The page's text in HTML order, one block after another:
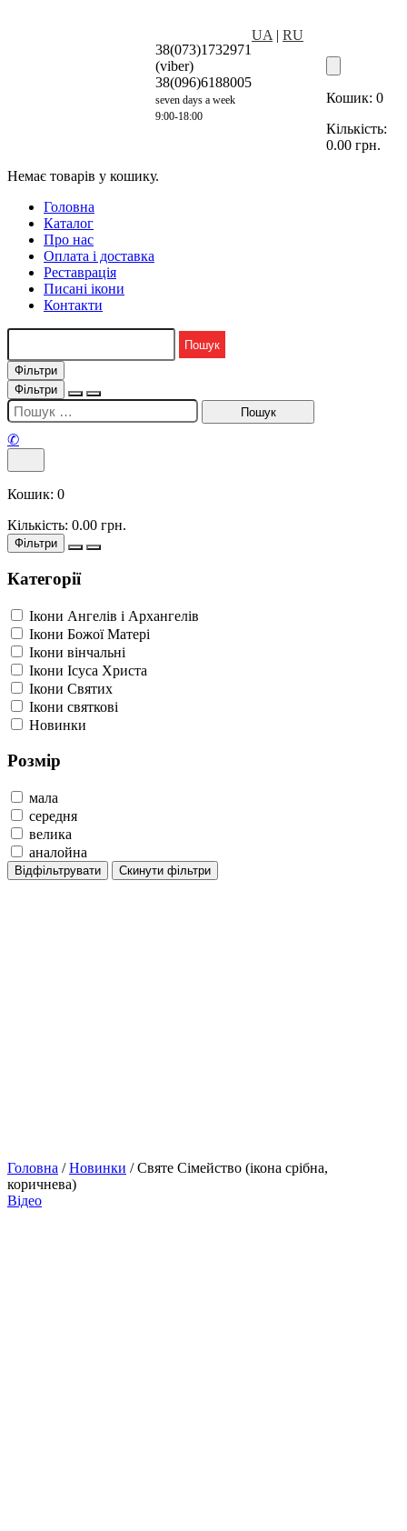
38(073)1732971
(viber)
38(096)6188005
seven days a week
9:00-18:00
UA | RU
Кошик: 0
Кількість:
0.00 грн.
Немає товарів у кошику.
Головна
Каталог
Про нас
Оплата і доставка
Реставрація
Писані ікони
Контакти
Фільтри
Фільтри
✆
Кошик: 0
Кількість: 0.00 грн.
Фільтри
Категорії
Ікони Ангелів і Архангелів
Ікони Божої Матері
Ікони вінчальні
Ікони Ісуса Христа
Ікони Святих
Ікони святкові
Новинки
Розмір
мала
середня
велика
аналойна
Відфільтрувати Скинути фільтри
Головна /Новинки / Святе Сімейство (ікона срібна,
коричнева)
Відео